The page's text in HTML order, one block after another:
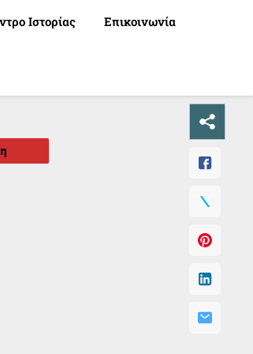
Ιστορίας Επικοινωνία